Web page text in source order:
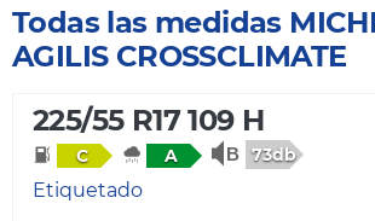
Todas las medidas
AGILIS CROSSCLIMATE
225/55 R17 109 H
C A 73db
Etiquetado